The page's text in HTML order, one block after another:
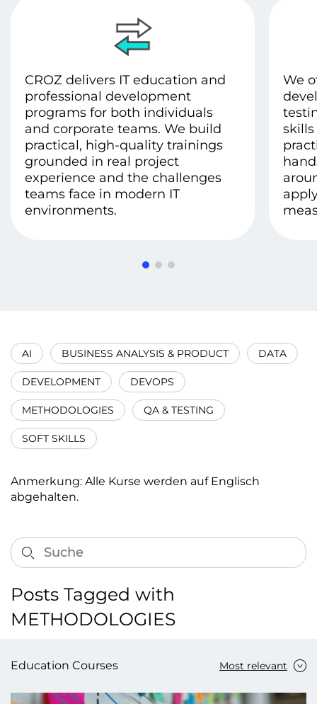
CROZ delivers IT education and
professional development
programs for both individuals
and corporate teams. We build
practical, high-quality trainings
grounded in real project
experience and the challenges
teams face in modern IT
environments.
We
skills
AI BUSINESS ANALYSIS & PRODUCT DATA
DEVELOPMENT DEVOPS
METHODOLOGIES QA & TESTING
SOFT SKILLS
Anmerkung: Alle Kurse werden auf Englisch
abgehalten.
Posts Tagged with
METHODOLOGIES
Education Courses Most relevant